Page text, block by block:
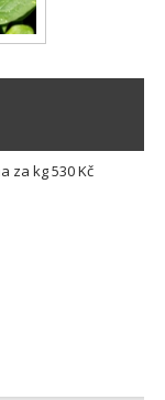
za kg 530 Kč